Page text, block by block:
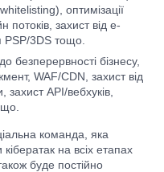
оптимізації
потоків, захист від e-
PSP/3DS тощо.
безперервності бізнесу,
WAF/CDN, захист від
API/вебхуків,
команда, яка
на всіх етапах
буде постійно